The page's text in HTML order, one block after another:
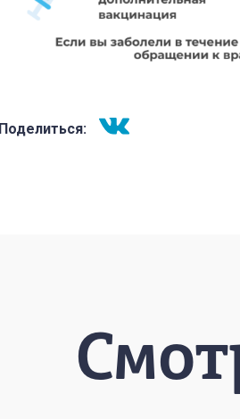
Поделиться: